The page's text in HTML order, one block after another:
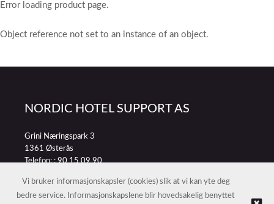
Error loading product page.
Object reference not set to an instance of an object.
NORDIC HOTEL SUPPORT AS
Grini Næringspark 3
1361 Østerås
Telefon: :90 15 09 90
Vi bruker informasjonskapsler (cookies) slik at vi kan yte deg
bedre service. Informasjonskapslene blir hovedsakelig benyttet